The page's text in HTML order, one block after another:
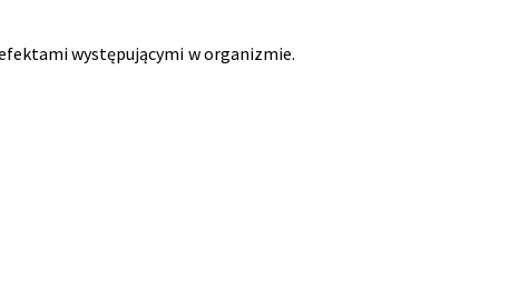
występującymi w organizmie.